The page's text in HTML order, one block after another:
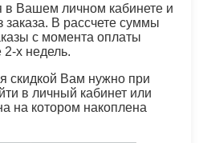
в Вашем личном кабинете и
В рассчете суммы
с момента оплаты
х недель.
скидкой Вам нужно при
в личный кабинет или
на котором накоплена